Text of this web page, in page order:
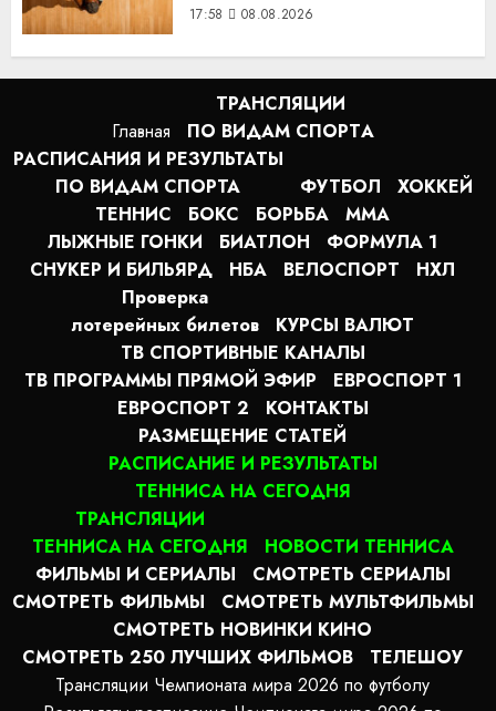
17:58 08.08.2026
Главная
ТРАНСЛЯЦИИ
ПО ВИДАМ СПОРТA
РАСПИСАНИЯ И РЕЗУЛЬТАТЫ
ПО ВИДАМ СПОРТА
ФУТБОЛ
ХОККЕЙ
ТЕННИС
БОКС БОРЬБА
MMA
ЛЫЖНЫЕ ГОНКИ
БИАТЛОН
ФОРМУЛА 1
СНУКЕР И БИЛЬЯРД
НБА ВЕЛОСПОРТ
НХЛ
Проверка
лотерейных билетов
КУРСЫ ВАЛЮТ
ТВ СПОРТИВНЫЕ КАНАЛЫ
ТВ ПРОГРАММЫ ПРЯМОЙ ЭФИР
ЕВРОСПОРТ 1
ЕВРОСПОРТ 2
КОНТАКТЫ
РАЗМЕЩЕНИЕ СТАТЕЙ
РАСПИСАНИЕ И РЕЗУЛЬТАТЫ
ТЕННИСА НА СЕГОДНЯ
ТРАНСЛЯЦИИ
ТЕННИСА НА СЕГОДНЯ
НОВОСТИ ТЕННИСА
ФИЛЬМЫ И СЕРИАЛЫ
СМОТРЕТЬ СЕРИАЛЫ
СМОТРЕТЬ ФИЛЬМЫ
СМОТРЕТЬ МУЛЬТФИЛЬМЫ
СМОТРЕТЬ НОВИНКИ КИНО
СМОТРЕТЬ 250 ЛУЧШИХ ФИЛЬМОВ
ТЕЛЕШОУ
Трансляции Чемпионата мира 2026 по футболу